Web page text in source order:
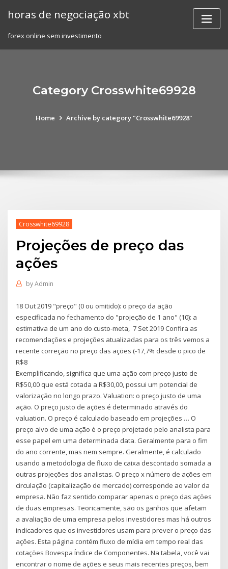
horas de negociação xbt
forex online sem investimento
Category Crosswhite69928
Home Archive by category "Crosswhite69928"
Crosswhite69928
Projeções de preço das
ações
byAdmin
18 Out 2019 "preço" (0 ou omitido): o preço da ação
especificada no fechamento do "projeção de 1 ano" (10): a
estimativa de um ano do custo-meta, 7 Set 2019 Confira as
recomendações e projeções atualizadas para os três vemos a
recente correção no preço das ações (-17,7% desde o pico de
R$8
Exemplificando, significa que uma ação com preço justo de
R$50,00 que está cotada a R$30,00, possui um potencial de
valorização no longo prazo. Valuation: o preço justo de uma
ação. O preço justo de ações é determinado através do
valuation. O preço é calculado baseado em projeções … O
preço alvo de uma ação é o preço projetado pelo analista para
esse papel em uma determinada data. Geralmente para o fim
do ano corrente, mas nem sempre. Geralmente, é calculado
usando a metodologia de fluxo de caixa descontado somada a
outras projeções dos analistas. O preço x número de ações em
circulação (capitalização de mercado) corresponde ao valor da
empresa. Não faz sentido comparar apenas o preço das ações
de duas empresas. Teoricamente, são os ganhos que afetam
a avaliação de uma empresa pelos investidores mas há outros
indicadores que os investidores usam para prever o preço das
ações. Esta página contém fluxo de mídia em tempo real das
cotações Bovespa Índice de Componentes. Na tabela, você vai
encontrar o nome de ações e seus mais recentes preços, bem